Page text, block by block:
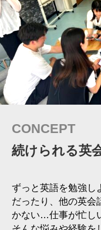
CONCEPT
続けられる英
ずっと英語を勉強し
だったり、他の英会
かない…仕事が忙し